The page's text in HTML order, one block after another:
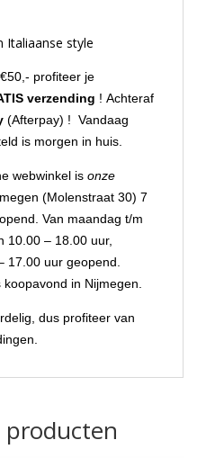
Italiaanse style
profiteer je
verzending ! Achteraf
(Afterpay) ! Vandaag
is morgen in huis.
webwinkel is onze
(Molenstraat 30) 7
Van maandag t/m
10.00 – 18.00 uur,
17.00 uur geopend.
in Nijmegen.
dus profiteer van
producten